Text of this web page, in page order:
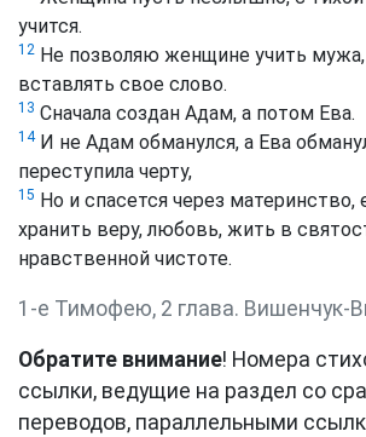
учится.
12 Не позволяю женщине учить
вставлять свое слово.
13 Сначала создан Адам, а потом Ева.
14И не Адам обманулся, а Ева
переступила черту,
15 Но и спасется через материнство,
хранить веру, любовь, жить в
нравственной чистоте.
1-е Тимофею, 2 глава. Вишенчук-
Обратите внимание! Номера
ссылки, ведущие на раздел со
переводов, параллельными